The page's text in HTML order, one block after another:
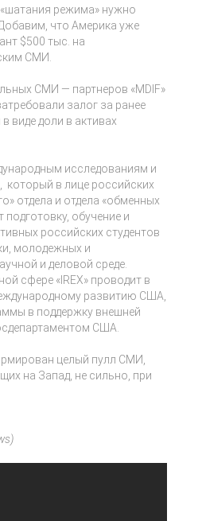
режима» нужно
что Америка уже
$500 тыс. на
СМИ.
СМИ — партнеров «MDIF»
залог за ранее
виде доли в активах
исследованиям и
который в лице российских
отдела и отдела «обменных
обучение и
российских студентов
молодежных и
и деловой среде.
сфере «IREX» проводит в
развитию США,
в поддержку внешней
США.
целый пулл СМИ,
на Запад, не сильно, при